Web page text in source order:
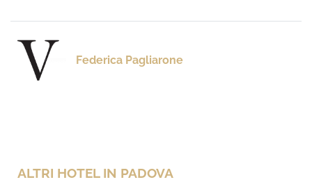
Federica Pagliarone
ALTRI HOTEL IN PADOVA